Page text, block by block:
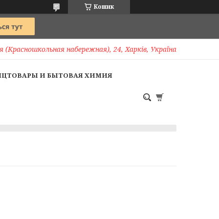
Кошик
(Красношкольная набережная), 24, Харків, Україна
И БЫТОВАЯ ХИМИЯ